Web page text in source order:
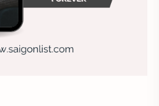
Duy trì doanh nghiệp